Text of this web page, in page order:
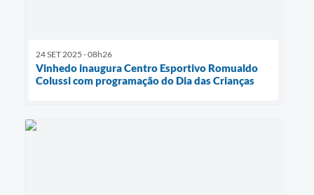
24 SET 2025 - 08h26
Vinhedo inaugura Centro Esportivo Romualdo
Colussi com programação do Dia das Crianças